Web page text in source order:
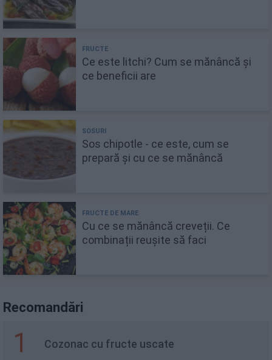
Ce este litchi? Cum se mănâncă și
ce beneficii are
Sos chipotle - ce este, cum se
prepară și cu ce se mănâncă
Cu ce se mănâncă creveții. Ce
combinații reușite să faci
Recomandări
1 Cozonac cu fructe uscate